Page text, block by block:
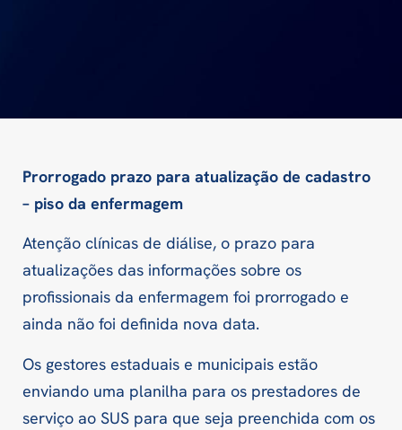
Prorrogado prazo para atualização de cadastro
– piso da enfermagem
Atenção clínicas de diálise, o prazo para
atualizações das informações sobre os
profissionais da enfermagem foi prorrogado e
ainda não foi definida nova data.
Os gestores estaduais e municipais estão
enviando uma planilha para os prestadores de
serviço ao SUS para que seja preenchida com os